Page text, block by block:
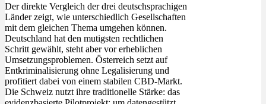
Der direkte Vergleich der drei deutschsprachigen
Länder zeigt, wie unterschiedlich Gesellschaften
mit dem gleichen Thema umgehen können.
Deutschland hat den mutigsten rechtlichen
Schritt gewählt, steht aber vor erheblichen
Umsetzungsproblemen. Österreich setzt auf
Entkriminalisierung ohne Legalisierung und
profitiert dabei von einem stabilen CBD-Markt.
Die Schweiz nutzt ihre traditionelle Stärke: das